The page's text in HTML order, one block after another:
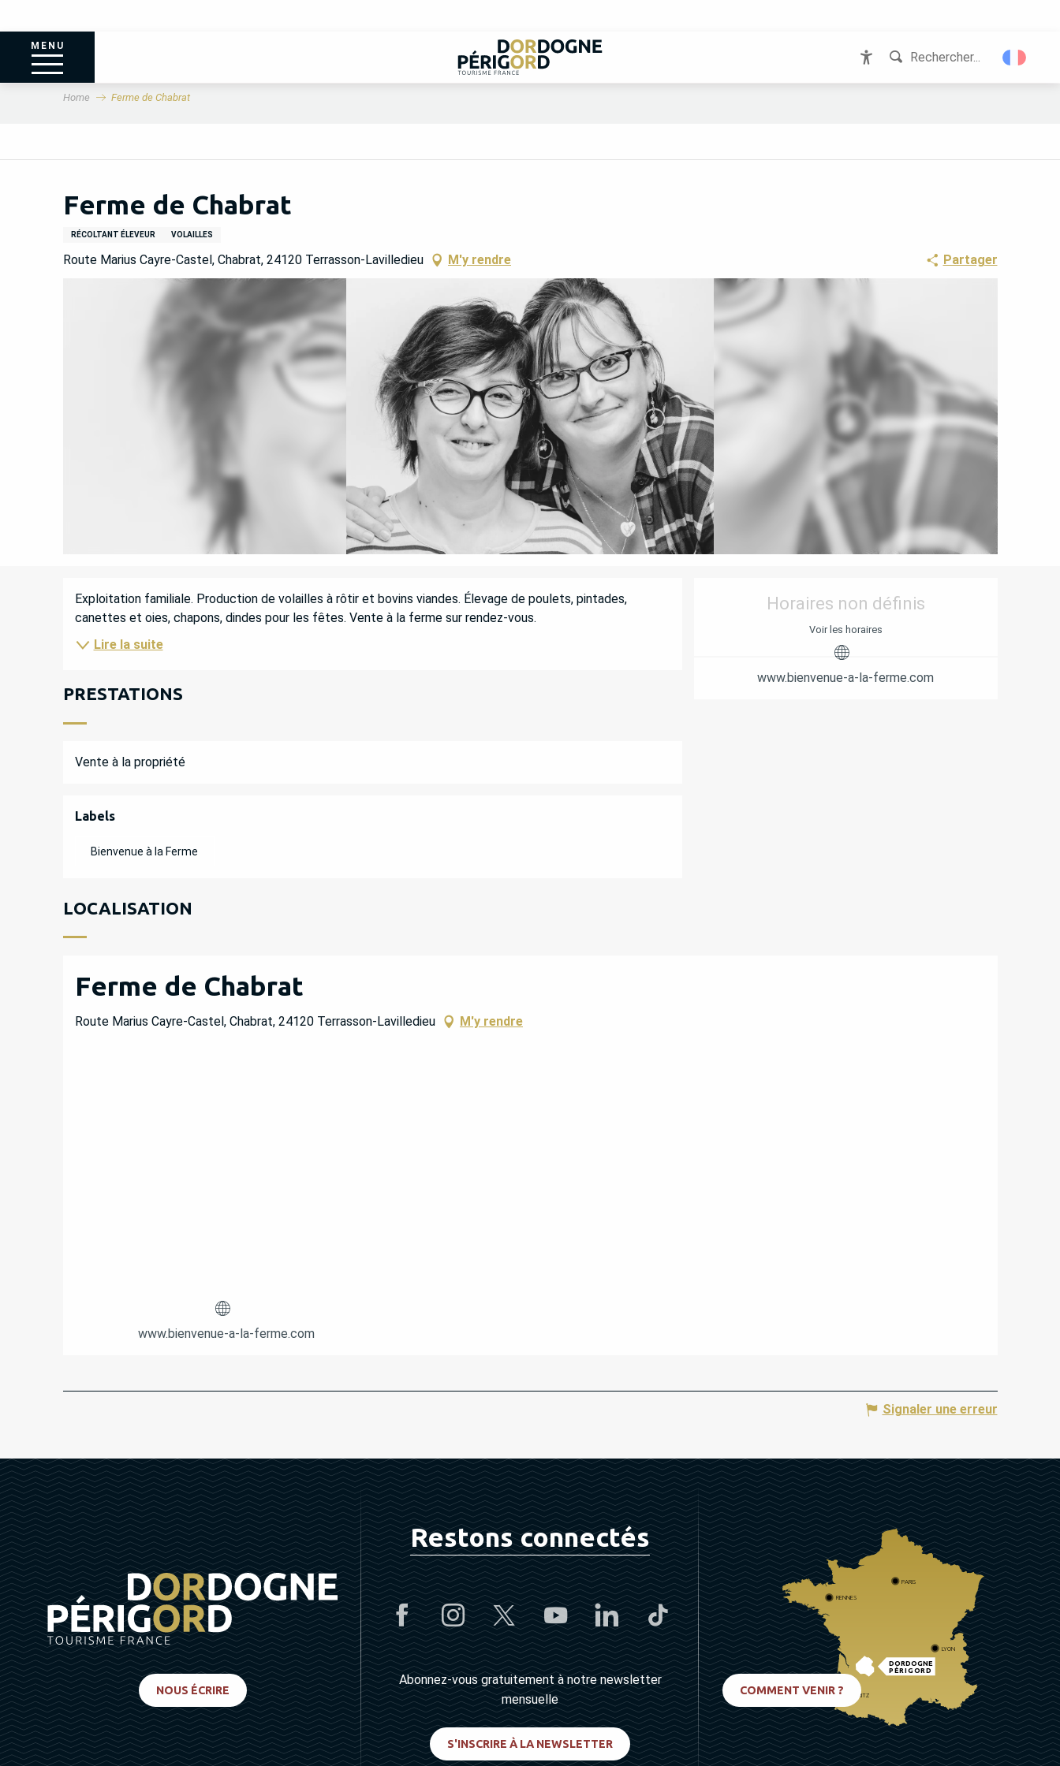
MENU
Rechercher...
Home Ferme de Chabrat
Ferme de Chabrat
RÉCOLTANT ÉLEVEUR VOLAILLES
Route Marius Cayre-Castel, Chabrat, 24120 Terrasson-Lavilledieu M'y rendre Partager
OUVERTURE ET
Horaires non définis
Voir les horaires
www.bienvenue-a-la-ferme.com
DESCRIPTION
Exploitation familiale. Production de volailles à rôtir et bovins viandes. Élevage de poulets, pintades,
canettes et oies, chapons, dindes pour les fêtes. Vente à la ferme sur rendez-vous.
Lire la suite
PRESTATIONS
Vente à la propriété
OFFRES DE PRESTATIONS
Labels
Labels
Bienvenue à la Ferme
LOCALISATION
Ferme de Chabrat
Route Marius Cayre-Castel, Chabrat, 24120 Terrasson-Lavilledieu M'y rendre
www.bienvenue-a-la-ferme.com
Signaler une erreur
NOUS ÉCRIRE
Restons connectés
Abonnez-vous gratuitement à notre newsletter
mensuelle
S'INSCRIRE À LA NEWSLETTER
DORDOGNE
PÉRIGORD
PARIS
RENNES
LYON
BIARRITZ
COMMENT VENIR ?